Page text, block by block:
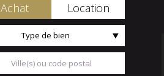
Achat Location
Type de bien